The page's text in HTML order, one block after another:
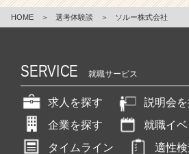
HOME ＞ 選考体験談 ＞ ソルー株式会社
SERVICE 就職サービス
求人を探す
説明会
企業を探す
就職イ
タイムライン
適性